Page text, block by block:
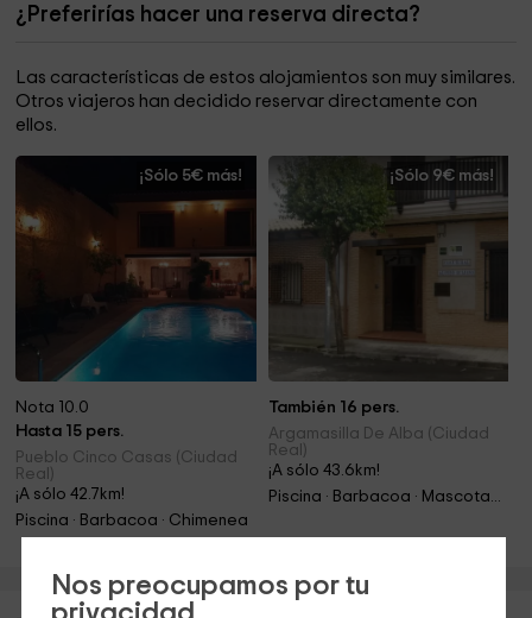
Nos preocupamos por tu
¿Preferirías hacer una reserva directa?
Las características de estos alojamientos son muy similares.
Otros viajeros han decidido reservar directamente con
ellos.
¡Sólo 5€ más!
Nota 10.0
Hasta 15 pers.
Pueblo Cinco Casas (Ciudad
Real)
¡A sólo 42.7km!
Piscina · Barbacoa · Chimenea
¡Sólo 9€ más!
También 16 pers.
Argamasilla De Alba (Ciudad
Real)
¡A sólo 43.6km!
Piscina · Barbacoa · Mascotas · Chimenea · Jacuzzi